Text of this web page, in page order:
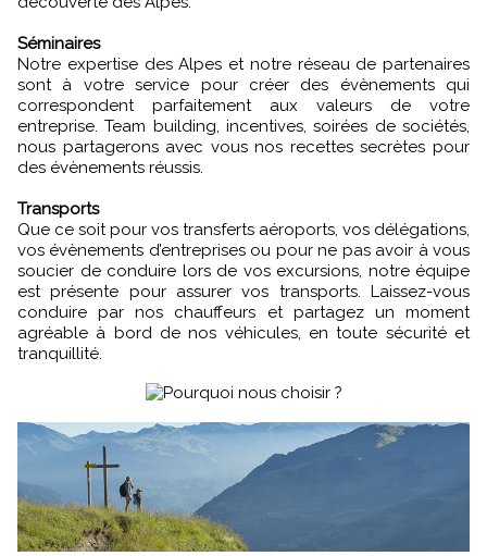
Séminaires
Notre expertise des Alpes et notre réseau de partenaires
sont à votre service pour créer des évènements qui
correspondent parfaitement aux valeurs de votre
entreprise. Team building, incentives, soirées de sociétés,
nous partagerons avec vous nos recettes secrètes pour
des évènements réussis.
Transports
Que ce soit pour vos transferts aéroports, vos délégations,
vos évènements d’entreprises ou pour ne pas avoir à vous
soucier de conduire lors de vos excursions, notre équipe
est présente pour assurer vos transports. Laissez-vous
conduire par nos chauffeurs et partagez un moment
agréable à bord de nos véhicules, en toute sécurité et
tranquillité.